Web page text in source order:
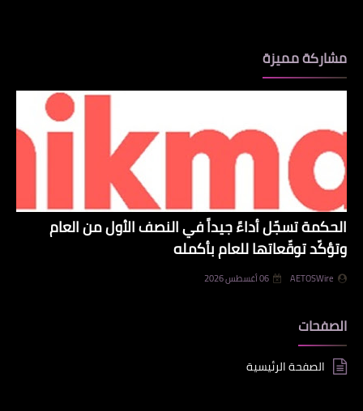
مشاركة مميزة
الحكمة تسجّل أداءً جيداً في النصف الأول من العام
وتؤكّد توقّعاتها للعام بأكمله
AETOSWire 06 أغسطس 2026
الصفحات
الصفحة الرئيسية